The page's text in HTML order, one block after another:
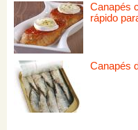
Canapés
rápido
Canapés